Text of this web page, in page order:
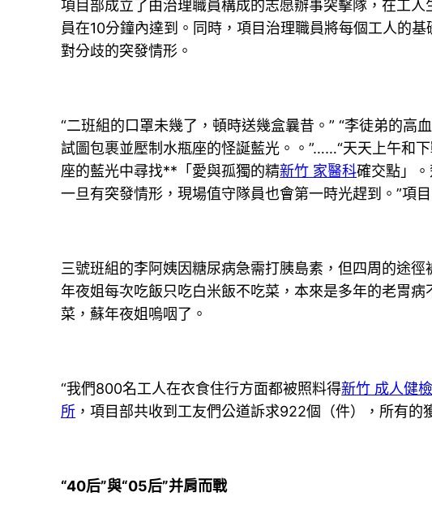
項目部成立了由治理職員構成的志愿辦事突擊隊，在工
員在10分鐘內達到。同時，項目治理職員將每個工人的
對分歧的突發情形。
“二班組的口罩未幾了，頓時送幾盒曩昔。” “李徒弟的高
試圖包裹並壓制水瓶座的怪誕藍光。。”……“天天上午和
座的藍光中尋找**「愛與孤獨的精新竹 家醫科確交點」
一旦有突發情形，現場值守隊員也會第一時光趕到。”項
三號班組的李阿姨因糖尿病急需打胰島素，但四周的途
年夜姐每次吃飯只吃白米飯不吃菜，本來是多年的老胃
菜，蘇年夜姐嗚咽了。
“我們800名工人在衣食住行方面都被照料得新竹 成人健
所 ，項目部共收到工友們公道訴求922個（件），所有的
“40后”與“05后”并肩而戰